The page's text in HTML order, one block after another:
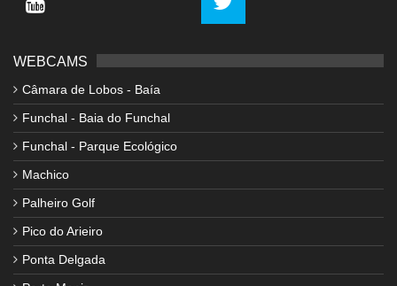
WEBCAMS
Câmara de Lobos - Baía
Funchal - Baia do Funchal
Funchal - Parque Ecológico
Machico
Palheiro Golf
Pico do Arieiro
Ponta Delgada